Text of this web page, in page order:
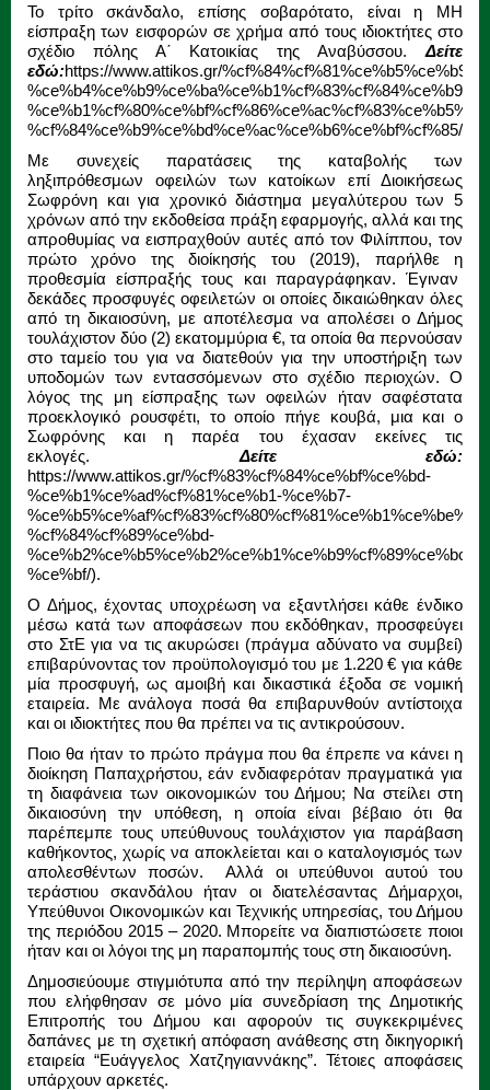
Το τρίτο σκάνδαλο, επίσης σοβαρότατο, είναι η ΜΗ
είσπραξη των εισφορών σε χρήμα από τους ιδιοκτήτες στο
σχέδιο πόλης Α΄ Κατοικίας της Αναβύσσου.Δείτε
εδώ:https://www.attikos.gr/
%cf%84%ce%b9%ce%bd%ce%ac%ce%b6%ce%bf%cf%85/
Με συνεχείς παρατάσεις της καταβολής των
ληξιπρόθεσμων οφειλών των κατοίκων επί Διοικήσεως
Σωφρόνη και για χρονικό διάστημα μεγαλύτερου των 5
χρόνων από την εκδοθείσα πράξη εφαρμογής, αλλά και της
απροθυμίας να εισπραχθούν αυτές από τον Φιλίππου, τον
πρώτο χρόνο της διοίκησής του (2019), παρήλθε η
προθεσμία είσπραξής τους και παραγράφηκαν. Έγιναν
δεκάδες προσφυγές οφειλετών οι οποίες δικαιώθηκαν όλες
από τη δικαιοσύνη, με αποτέλεσμα να απολέσει ο Δήμος
τουλάχιστον δύο (2) εκατομμύρια €, τα οποία θα περνούσαν
στο ταμείο του για να διατεθούν για την υποστήριξη των
υποδομών των εντασσόμενων στο σχέδιο περιοχών. Ο
λόγος της μη είσπραξης των οφειλών ήταν σαφέστατα
προεκλογικό ρουσφέτι, το οποίο πήγε κουβά, μια και ο
Σωφρόνης και η παρέα του έχασαν εκείνες τις
εκλογές.Δείτε εδώ:
https://www.attikos.gr/%cf%83%cf%84%ce%bf%ce%bd-
%ce%b1%ce%ad%cf%81%ce%b1-%ce%b7-
%cf%84%cf%89%ce%bd-
%ce%bf/).
Ο Δήμος, έχοντας υποχρέωση να εξαντλήσει κάθε ένδικο
μέσω κατά των αποφάσεων που εκδόθηκαν, προσφεύγει
στο ΣτΕ για να τις ακυρώσει (πράγμα αδύνατο να συμβεί)
επιβαρύνοντας τον προϋπολογισμό του με 1.220 € για κάθε
μία προσφυγή, ως αμοιβή και δικαστικά έξοδα σε νομική
εταιρεία. Με ανάλογα ποσά θα επιβαρυνθούν αντίστοιχα
και οι ιδιοκτήτες που θα πρέπει να τις αντικρούσουν.
Ποιο θα ήταν το πρώτο πράγμα που θα έπρεπε να κάνει η
διοίκηση Παπαχρήστου, εάν ενδιαφερόταν πραγματικά για
τη διαφάνεια των οικονομικών του Δήμου; Να στείλει στη
δικαιοσύνη την υπόθεση, η οποία είναι βέβαιο ότι θα
παρέπεμπε τους υπεύθυνους τουλάχιστον για παράβαση
καθήκοντος, χωρίς να αποκλείεται και ο καταλογισμός των
απολεσθέντων ποσών. Αλλά οι υπεύθυνοι αυτού του
τεράστιου σκανδάλου ήταν οι διατελέσαντας Δήμαρχοι,
Υπεύθυνοι Οικονομικών και Τεχνικής υπηρεσίας, του Δήμου
της περιόδου 2015 – 2020. Μπορείτε να διαπιστώσετε ποιοι
ήταν και οι λόγοι της μη παραπομπής τους στη δικαιοσύνη.
Δημοσιεύουμε στιγμιότυπα από την περίληψη αποφάσεων
που ελήφθησαν σε μόνο μία συνεδρίαση της Δημοτικής
Επιτροπής του Δήμου και αφορούν τις συγκεκριμένες
δαπάνες με τη σχετική απόφαση ανάθεσης στη δικηγορική
εταιρεία “Ευάγγελος Χατζηγιαννάκης”. Τέτοιες αποφάσεις
υπάρχουν αρκετές.